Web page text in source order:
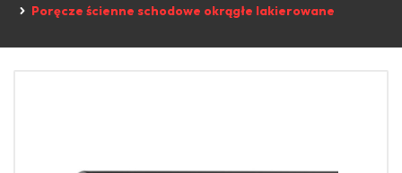
Poręcze ścienne schodowe okrągłe lakierowane